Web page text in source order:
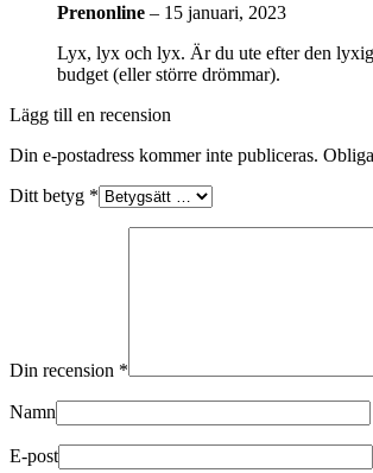
Prenonline – 15 januari, 2023
Lyx, lyx och lyx. Är du ute efter den
budget (eller större drömmar).
Lägg till en recension
Din e-postadress kommer inte publiceras.
Ditt betyg *
Din recension *
Namn
E-post